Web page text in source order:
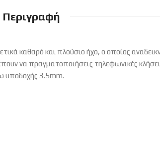
Περιγραφή
καθαρό και πλούσιο ήχο, ο οποίος
να πραγματοποιήσεις τηλεφωνικές
υποδοχής 3.5mm.